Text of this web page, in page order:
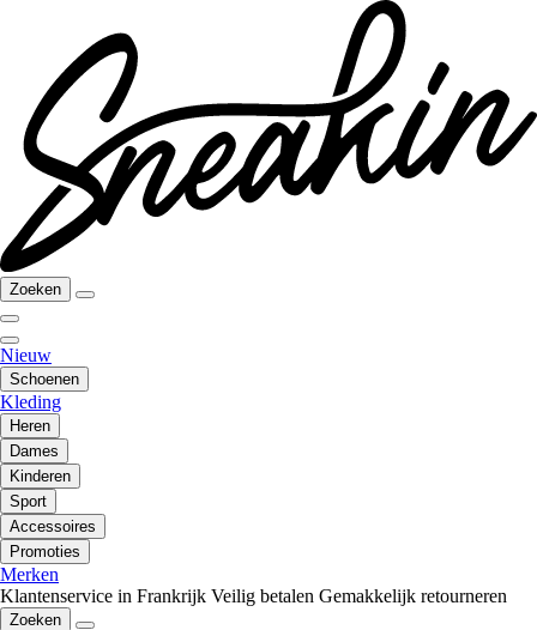
Zoeken
Nieuw
Schoenen
Kleding
Heren
Dames
Kinderen
Sport
Accessoires
Promoties
Merken
Klantenservice in Frankrijk Veilig betalen Gemakkelijk retourneren
Zoeken